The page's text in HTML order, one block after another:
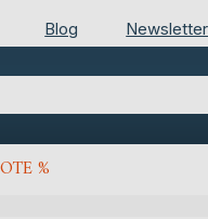
Blog Newsletter
%